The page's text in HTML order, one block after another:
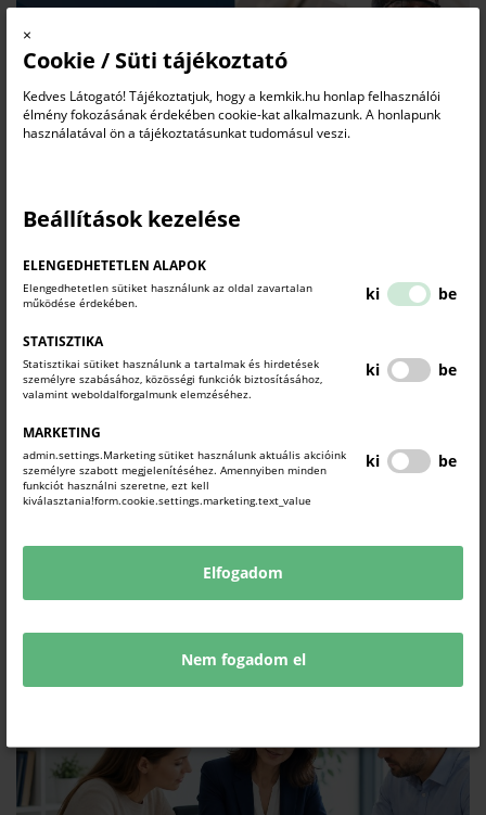
×
Cookie / Süti tájékoztató
Kedves Látogató! Tájékoztatjuk, hogy a kemkik.hu honlap felhasználói
élmény fokozásának érdekében cookie-kat alkalmazunk. A honlapunk
használatával ön a tájékoztatásunkat tudomásul veszi.
Beállítások kezelése
ELENGEDHETETLEN ALAPOK
Elengedhetetlen sütiket használunk az oldal zavartalan
működése érdekében.
ki be
STATISZTIKA
Statisztikai sütiket használunk a tartalmak és hirdetések
személyre szabásához, közösségi funkciók biztosításához,
valamint weboldalforgalmunk elemzéséhez.
ki be
MARKETING
admin.settings.Marketing sütiket használunk aktuális akcióink
személyre szabott megjelenítéséhez. Amennyiben minden
funkciót használni szeretne, ezt kell
kiválasztania!form.cookie.settings.marketing.text_value
ki be
Elfogadom
Nem fogadom el
"Megtartó műszakok" - Munkahelymegtartó támogatási
lehetőség kkv-knak
Kamara
Gazdaság 2026. július 13.
Műszakok országos program személyre szabott szakértői támogatással segíti a
vállalkozásokat a munkaerő megtartásában, valamint a vezetői és szervezeti
működés fejlesztésében.